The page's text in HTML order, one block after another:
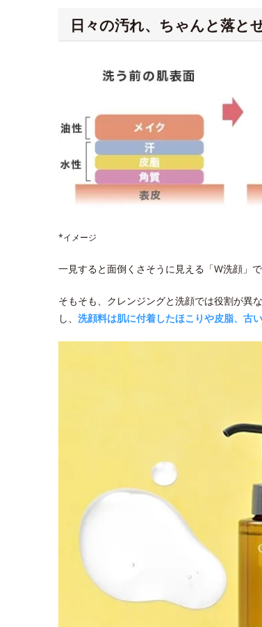
日々の汚れ、ちゃんと落と
*イメージ
一見すると面倒くさそうに見える「W洗顔」
そもそも、クレンジングと洗顔では役割が異な
し、 洗顔料は肌に付着したほこりや皮脂、古